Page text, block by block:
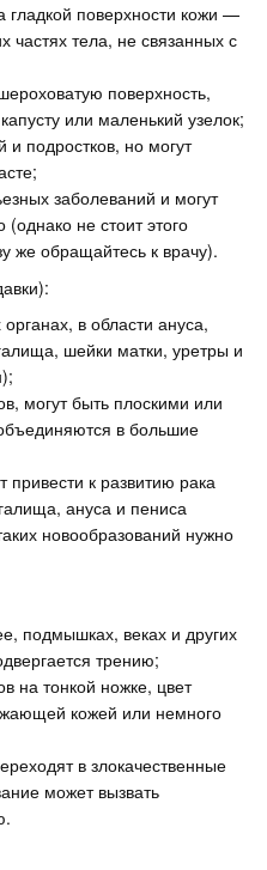
гладкой поверхности кожи —
частях тела, не связанных с
поверхность,
или маленький узелок;
и подростков, но могут
заболеваний и могут
(однако не стоит этого
же обращайтесь к врачу).
в области ануса,
шейки матки, уретры и
могут быть плоскими или
в большие
привести к развитию рака
ануса и пениса
новообразований нужно
подмышках, веках и других
трению;
на тонкой ножке, цвет
кожей или немного
в злокачественные
может вызвать